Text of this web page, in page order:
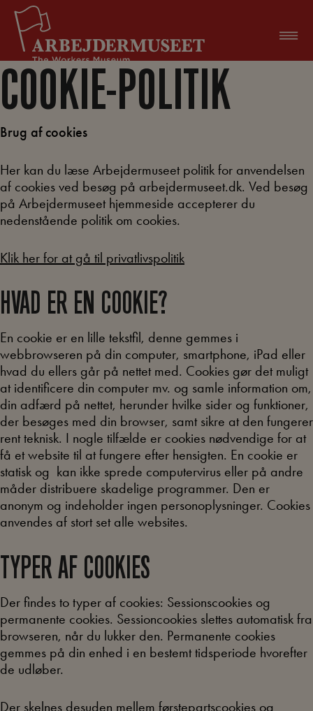
Hop
indholdet
COOKIE-POLITIK
Brug af cookies
Her kan du læse Arbejdermuseet politik for anvendelsen
af cookies ved besøg på arbejdermuseet.dk. Ved besøg
på Arbejdermuseet hjemmeside accepterer du
nedenstående politik om cookies.
Klik her for at gå til privatlivspolitik
HVAD ER EN COOKIE?
En cookie er en lille tekstfil, denne gemmes i
webbrowseren på din computer, smartphone, iPad eller
hvad du ellers går på nettet med. Cookies gør det muligt
at identificere din computer mv. og samle information om,
din adfærd på nettet, herunder hvilke sider og funktioner,
der besøges med din browser, samt sikre at den fungerer
rent teknisk. I nogle tilfælde er cookies nødvendige for at
få et website til at fungere efter hensigten. En cookie er
statisk og kan ikke sprede computervirus eller på andre
måder distribuere skadelige programmer. Den er
anonym og indeholder ingen personoplysninger. Cookies
anvendes af stort set alle websites.
TYPER AF COOKIES
Der findes to typer af cookies: Sessionscookies og
permanente cookies. Sessioncookies slettes automatisk fra
browseren, når du lukker den. Permanente cookies
gemmes på din enhed i en bestemt tidsperiode hvorefter
de udløber.
Der skelnes desuden mellem førstepartscookies og